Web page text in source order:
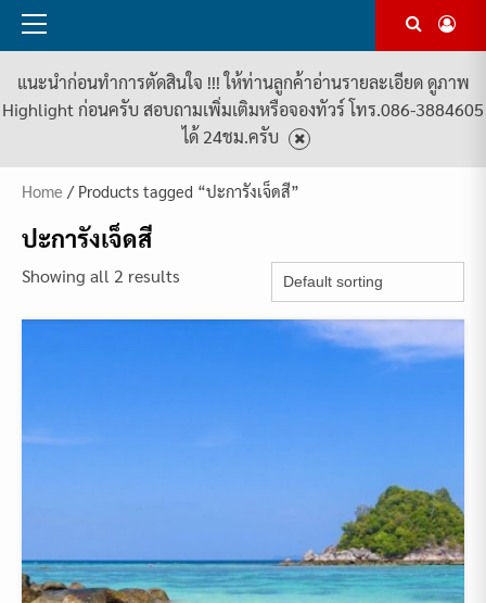
Primary
แนะนำก่อนทำการตัดสินใจ !!! ให้ท่านลูกค้าอ่านรายละเอียด ดูภาพ
Highlight ก่อนครับ สอบถามเพิ่มเติมหรือจองทัวร์ โทร.086-3884605
ได้ 24ชม.ครับ
Home / Products tagged “ปะการังเจ็ดสี”
ปะการังเจ็ดสี
Showing all 2 results